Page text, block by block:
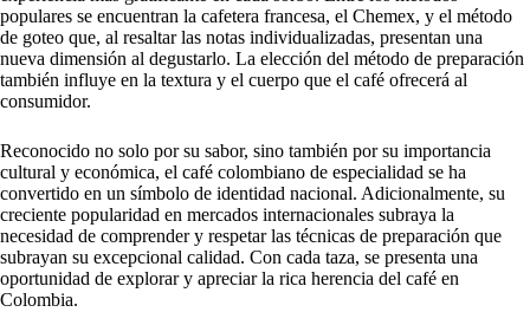
populares se encuentran la cafetera francesa, el Chemex, y el método
de goteo que, al resaltar las notas individualizadas, presentan una
nueva dimensión al degustarlo. La elección del método de preparación
también influye en la textura y el cuerpo que el café ofrecerá al
consumidor.
Reconocido no solo por su sabor, sino también por su importancia
cultural y económica, el café colombiano de especialidad se ha
convertido en un símbolo de identidad nacional. Adicionalmente, su
creciente popularidad en mercados internacionales subraya la
necesidad de comprender y respetar las técnicas de preparación que
subrayan su excepcional calidad. Con cada taza, se presenta una
oportunidad de explorar y apreciar la rica herencia del café en
Colombia.